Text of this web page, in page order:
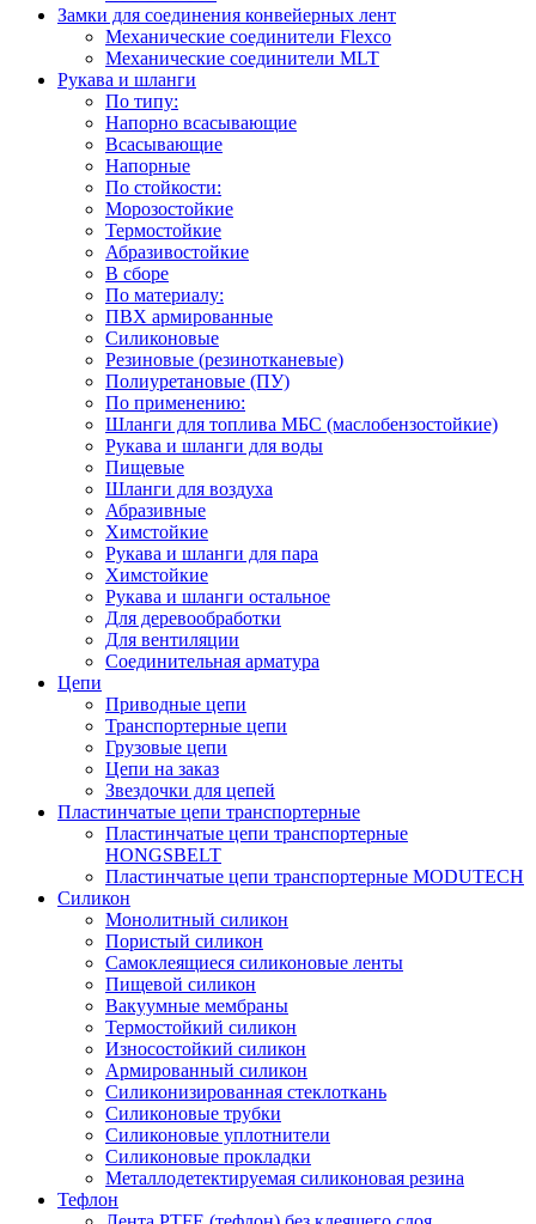
Замки для соединения конвейерных лент
Механические соединители Flexco
Механические соединители MLT
Рукава и шланги
По типу:
Напорно всасывающие
Всасывающие
Напорные
По стойкости:
Морозостойкие
Термостойкие
Абразивостойкие
В сборе
По материалу:
ПВХ армированные
Силиконовые
Резиновые (резинотканевые)
Полиуретановые (ПУ)
По применению:
Шланги для топлива МБС (маслобензостойкие)
Рукава и шланги для воды
Пищевые
Шланги для воздуха
Абразивные
Химстойкие
Рукава и шланги для пара
Химстойкие
Рукава и шланги остальное
Для деревообработки
Для вентиляции
Соединительная арматура
Цепи
Приводные цепи
Транспортерные цепи
Грузовые цепи
Цепи на заказ
Звездочки для цепей
Пластинчатые цепи транспортерные
Пластинчатые цепи транспортерные
HONGSBELT
Пластинчатые цепи транспортерные MODUTECH
Силикон
Монолитный силикон
Пористый силикон
Самоклеящиеся силиконовые ленты
Пищевой силикон
Вакуумные мембраны
Термостойкий силикон
Износостойкий силикон
Армированный силикон
Силиконизированная стеклоткань
Силиконовые трубки
Силиконовые уплотнители
Силиконовые прокладки
Металлодетектируемая силиконовая резина
Тефлон